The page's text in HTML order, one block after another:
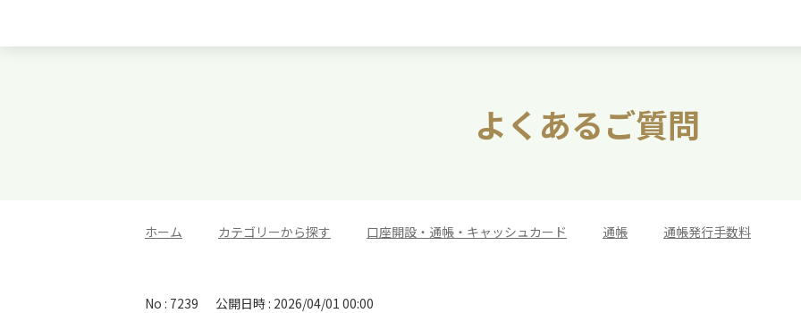
よくあるご質問
ホーム カテゴリーから探す 口座開設・通帳・キャッシュカード 通帳 通帳発行手数料
No : 7239 公開日時 : 2026/04/01 00:00